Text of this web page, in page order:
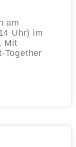
am
Uhr) im
Mit
Together